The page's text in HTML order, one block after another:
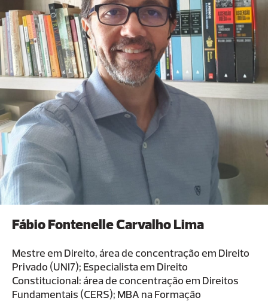
Fábio Fontenelle Carvalho Lima
Mestre em Direito, área de concentração em Direito
Privado (UNI7); Especialista em Direito
Constitucional: área de concentração em Direitos
Fundamentais (CERS); MBA na Formação